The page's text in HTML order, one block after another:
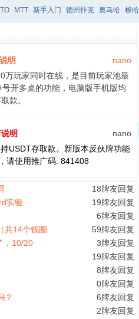
MTT 新手入门 德州扑克 奥马哈 梭哈
永利 nano
明
万玩家同时在线，是目前玩家池最
开多桌的功能，电脑版手机版均
款。
nano
明
USDT存取款。新版本反伙牌功能
请使用推广码: 841408
18牌友回复
19牌友回复
实验
6牌友回复
59牌友回复
14个钱圈
3牌友回复
，10/20
19牌友回复
8牌友回复
0牌友回复
6牌友回复
？
2牌友回复